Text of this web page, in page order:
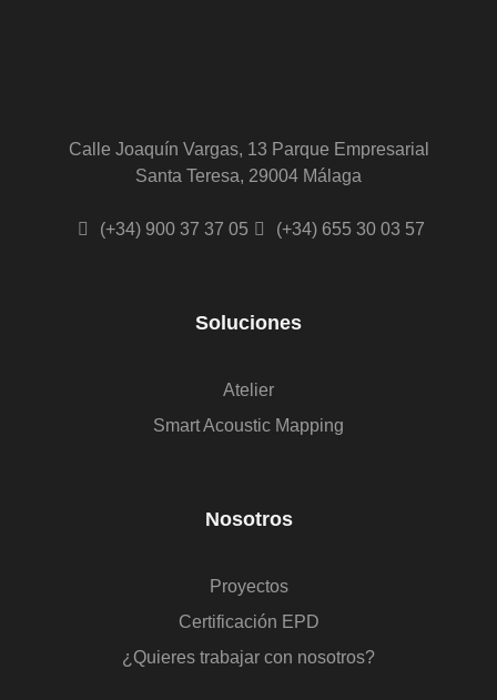
Calle Joaquín Vargas, 13 Parque Empresarial
Santa Teresa, 29004 Málaga
(+34) 900 37 37 05 (+34) 655 30 03 57
Soluciones
Atelier
Smart Acoustic Mapping
Nosotros
Proyectos
Certificación EPD
¿Quieres trabajar con nosotros?